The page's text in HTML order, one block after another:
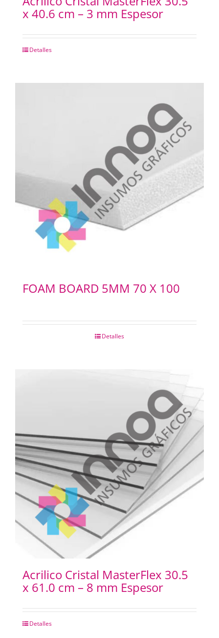
x 40.6 cm – 3 mm Espesor
Detalles
FOAM BOARD 5MM 70 X 100
Detalles
Acrilico Cristal MasterFlex 30.5
x 61.0 cm – 8 mm Espesor
Detalles